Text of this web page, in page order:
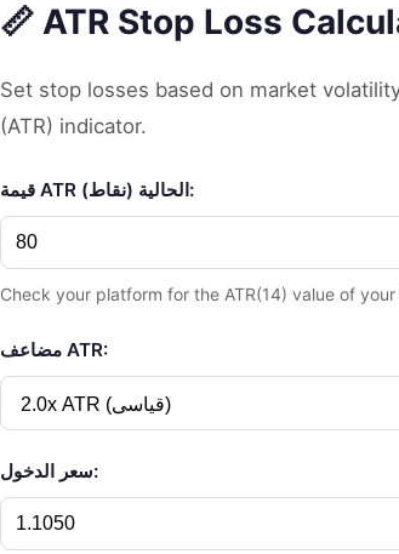
📏 ATR Stop Loss
Set stop losses based on market
(ATR) indicator.
قيمة ATR الحالية (نقاط):
Check your platform for the ATR(14) value of
مضاعف ATR:
سعر الدخول: